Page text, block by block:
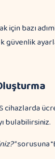
için bazı
cihazlarda
bulabilirsiniz.
sorusuna